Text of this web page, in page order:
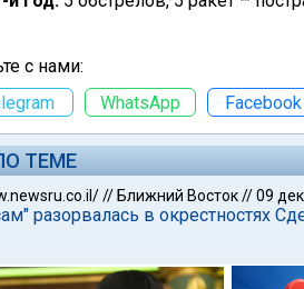
с нами:
WhatsApp Facebook
ТЕМЕ
// Ближний Восток//09
разорвалась в окрестностях